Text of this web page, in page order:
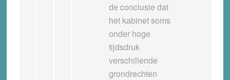
de conclusie dat
het kabinet soms
onder hoge
tijdsdruk
verschillende
grondrechten